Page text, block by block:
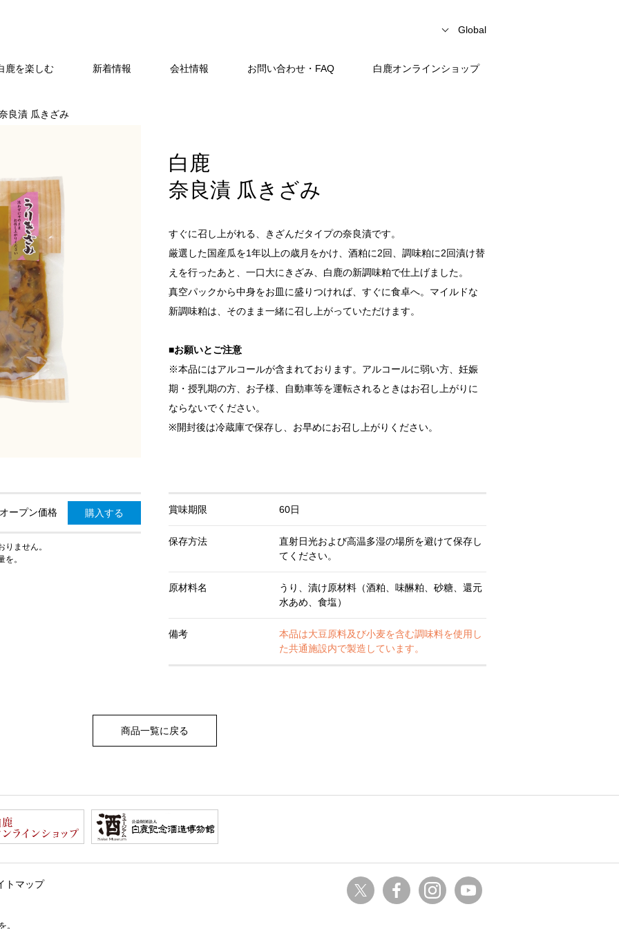
Global
鹿を楽しむ 新着情報 会社情報 お問い合わせ・FAQ 白鹿オンラインショップ
良漬 瓜きざみ
白鹿
奈良漬 瓜きざみ
すぐに召し上がれる、きざんだタイプの奈良漬です。
厳選した国産瓜を1年以上の歳月をかけ、酒粕に2回、調味粕に2回漬け替
えを行ったあと、一口大にきざみ、白鹿の新調味粕で仕上げました。
真空パックから中身をお皿に盛りつければ、すぐに食卓へ。マイルドな
新調味粕は、そのまま一緒に召し上がっていただけます。
■お願いとご注意
※本品にはアルコールが含まれております。アルコールに弱い方、妊娠
期・授乳期の方、お子様、自動車等を運転されるときはお召し上がりに
ならないでください。
※開封後は冷蔵庫で保存し、お早めにお召し上がりください。
賞味期限 60日
保存方法
直射日光および高温多湿の場所を避けて保存し
てください。
原材料名
うり、漬け原材料（酒粕、味醂粕、砂糖、還元
水あめ、食塩）
備考
本品は大豆原料及び小麦を含む調味料を使用し
た共通施設内で製造しています。
ープン価格 購入する
ません。
。
商品一覧に戻る
トマップ
。